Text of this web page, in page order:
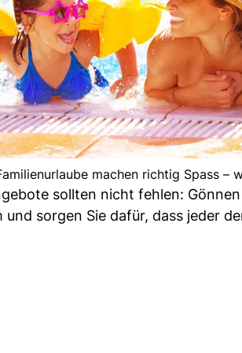
machen richtig Spass
sollten nicht fehlen:
und sorgen Sie dafür, dass jeder